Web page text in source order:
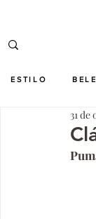
ESTILO
31 de